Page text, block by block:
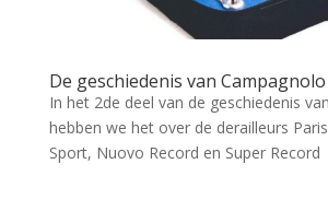
De geschiedenis van Campagnolo
In het 2de deel van de geschiedenis
hebben we het over de derailleurs
Sport, Nuovo Record en Super Record